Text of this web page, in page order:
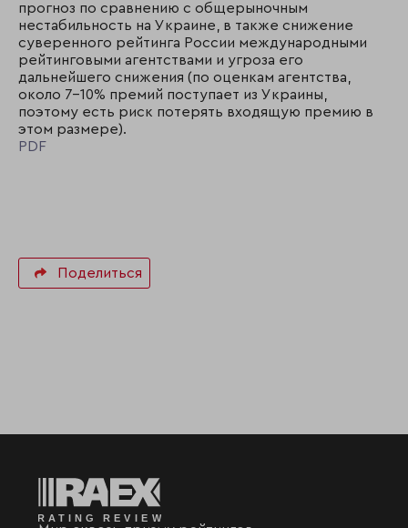
прогноз по сравнению с общерыночным
нестабильность на Украине, в также снижение
суверенного рейтинга России международными
рейтинговыми агентствами и угроза его
дальнейшего снижения (по оценкам агентства,
около 7–10% премий поступает из Украины,
поэтому есть риск потерять входящую премию в
этом размере).
PDF
Поделиться